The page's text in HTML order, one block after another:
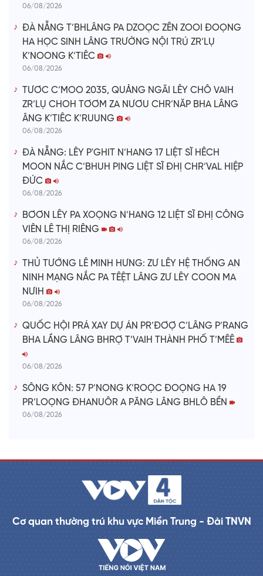
06/08/2026
ĐÀ NẴNG T’BHLÂNG PA DZOỌC ZÊN ZOOI ĐOỌNG
HA HỌC SINH LÂNG TRƯỜNG NỘI TRÚ ZR’LỤ
K’NOONG K’TIÊC
06/08/2026
TƯƠC C’MOO 2035, QUẢNG NGÃI LÊY CHÔ VAIH
ZR’LỤ CHOH TƠƠM ZA NƯƠU CHR’NĂP BHA LÂNG
ÂNG K’TIÊC K’RUUNG
06/08/2026
ĐÀ NẴNG: LÊY P'GHIT N’HANG 17 LIỆT SĨ HÊCH
MOON NẮC C’BHUH PING LIỆT SĨ ĐHỊ CHR’VAL HIỆP
ĐỨC
06/08/2026
BƠƠN LÊY PA XOỌNG N’HANG 12 LIỆT SĨ ĐHỊ CÔNG
VIÊN LÊ THỊ RIÊNG
06/08/2026
THỦ TƯỚNG LÊ MINH HƯNG: ZƯ LÊY HỆ THỐNG AN
NINH MẠNG NẮC PA TÊỆT LÂNG ZƯ LÊY COON MA
NƯIH
06/08/2026
QUỐC HỘI PRÁ XAY DỰ ÁN PR’ĐƠỢ C’LÂNG P’RANG
BHA LẦNG LÂNG BHRỢ T’VAIH THÀNH PHỐ T’MÊÊ
06/08/2026
SÔNG KÔN: 57 P’NONG K’ROỌC ĐOỌNG HA 19
PR’LOỌNG ĐHANUÔR A PĂNG LÂNG BHLÔ BỀN
06/08/2026
Cơ quan thường trú khu vực Miền Trung - Đài TNVN